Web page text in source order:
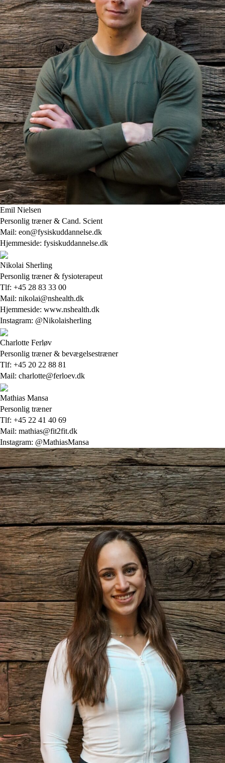
Emil Nielsen
Personlig træner & Cand. Scient
Mail: eon@fysiskuddannelse.dk
Hjemmeside: fysiskuddannelse.dk
Nikolai Sherling
Personlig træner & fysioterapeut
Tlf: +45 28 83 33 00
Mail: nikolai@nshealth.dk
Hjemmeside: www.nshealth.dk
Instagram: @Nikolaisherling
Charlotte Ferløv
Personlig træner & bevægelsestræner
Tlf: +45 20 22 88 81
Mail: charlotte@ferloev.dk
Mathias Mansa
Personlig træner
Tlf: +45 22 41 40 69
Mail: mathias@fit2fit.dk
Instagram: @MathiasMansa